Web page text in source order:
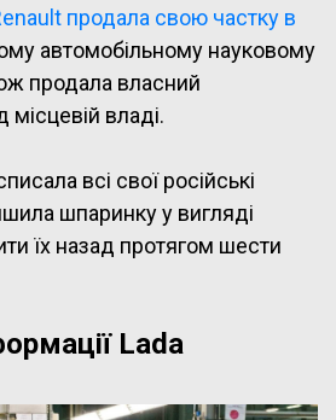
продала свою частку в
автомобільному науковому
продала власний
владі.
всі свої російські
шпаринку у вигляді
їх назад протягом шести
Lada